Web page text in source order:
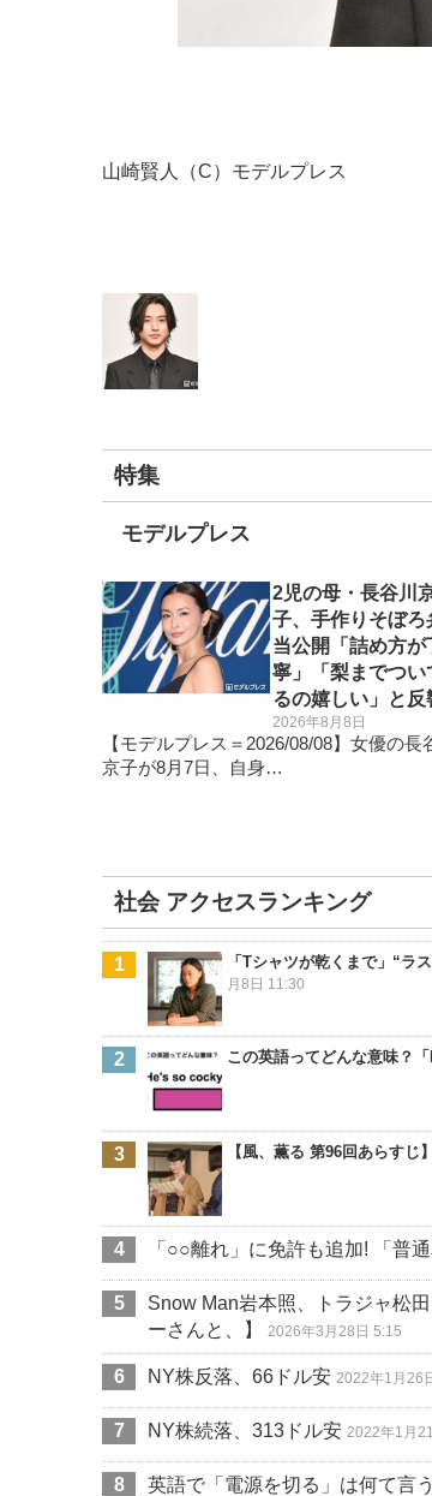
山崎賢人（C）モデルプレス
特集
モデルプレス
2児の母・長谷川
子、手作りそぼろ
当公開「詰め方が
寧」「梨までつい
るの嬉しい」と反
2026年8月8日
【モデルプレス＝2026/08/08】女優の長
京子が8月7日、自身…
社会 アクセスランキング
「Tシャツが乾くまで」“ラ
月8日 11:30
この英語ってどんな意味？「
【風、薫る 第96回あらす
「○○離れ」に免許も追加! 「普
Snow Man岩本照、トラジャ松
ーさんと、】
2026年3月28日 5:15
NY株反落、66ドル安 2022年1月26
NY株続落、313ドル安 2022年1月
英語で「電源を切る」は何て言